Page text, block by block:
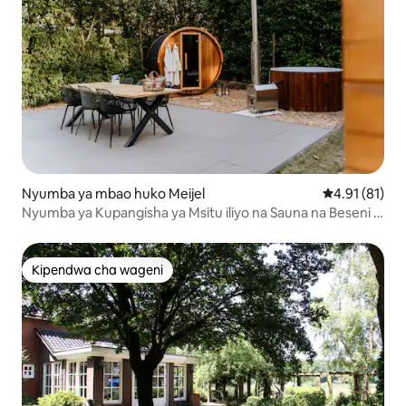
Nyumba ya mbao huko Meijel Ukadiriaji wa
4.91 (81)
Nyumba ya Kupangisha ya Msitu iliyo na Sauna na Beseni la
Kipendwa cha wageni
Kipendwa cha wageni